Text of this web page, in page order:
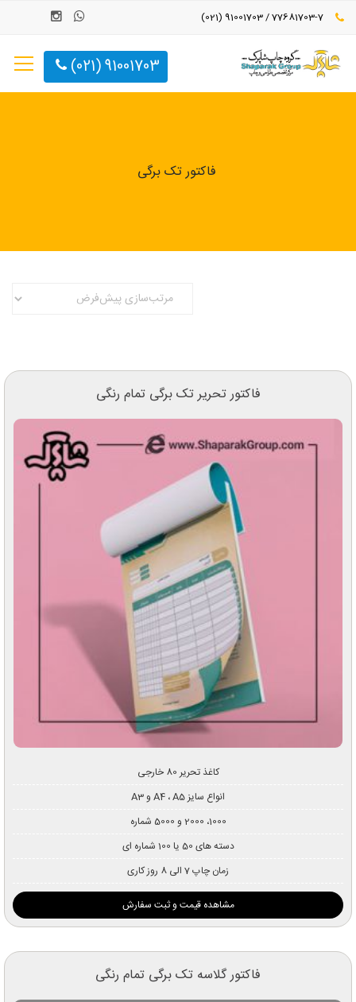
91001703 (021)
فاکتور تک برگی
فاکتور تحریر تک برگی تمام رنگی
کاغذ تحریر 80 خارجی
انواع سایز A4 ، A5 و A3
1000، 2000 و 5000 شماره
دسته های 50 یا 100 شماره ای
زمان چاپ 7 الی 8 روز کاری
مشاهده قیمت و ثبت سفارش
فاکتور گلاسه تک برگی تمام رنگی